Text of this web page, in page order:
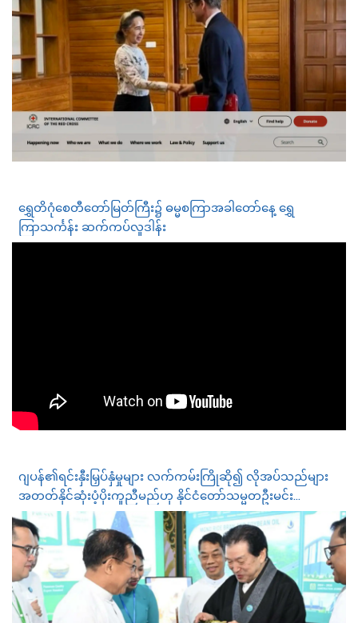
ရွှေတိဂုံစေတီတော်မြတ်ကြီး၌ ဓမ္မစကြာအခါတော်နေ့ ရွှေ
ကြာသင်္ကန်း ဆက်ကပ်လှုဒါန်း
ဂျပန်၏ရင်းနှီးမြှပ်နှံမှုများ လက်ကမ်းကြိုဆို၍ လိုအပ်သည်များ
အတတ်နိုင်ဆုံးပံ့ပိုးကူညီမည်ဟု နိုင်ငံတော်သမ္မတဦးမင်း
အောင်လှိုင်က ဂျပန်လုပ်ငန်းရှင်များကိုပြောကြား